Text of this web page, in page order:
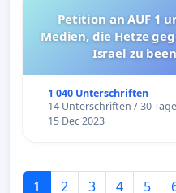
Petition an AUF 1
Medien, die Hetze
Israel zu
1 040 Unterschriften
14 Unterschriften / 30 Tage
15 Dec 2023
1 2 3 4 5